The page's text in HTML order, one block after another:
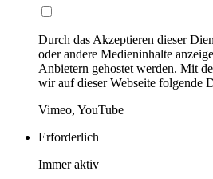
Durch das Akzeptieren dieser
oder andere Medieninhalte
Anbietern gehostet werden. Mit
wir auf dieser Webseite folgende
Vimeo, YouTube
Erforderlich
Immer aktiv